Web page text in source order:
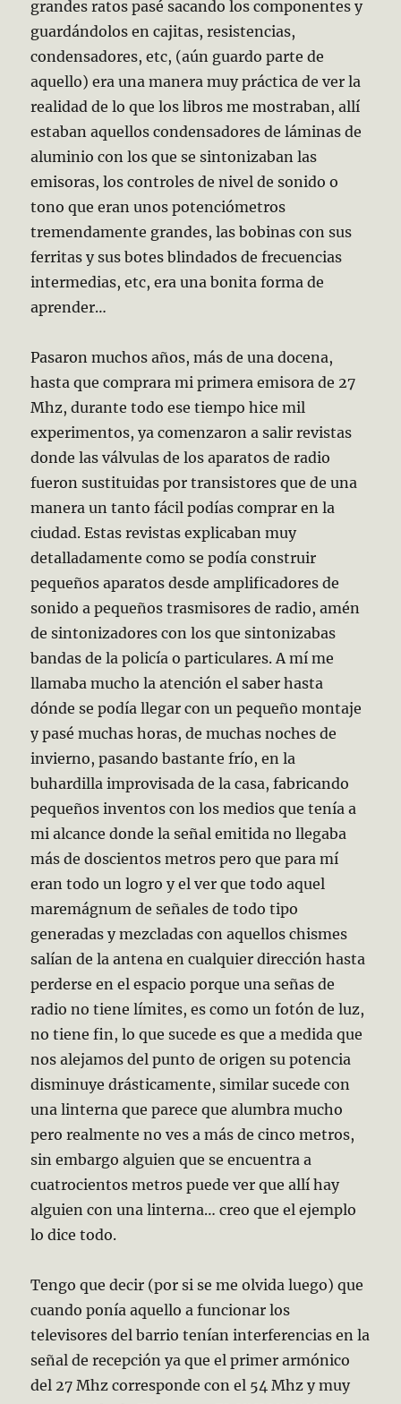
grandes ratos pasé sacando los componentes y
guardándolos en cajitas, resistencias,
condensadores, etc, (aún guardo parte de
aquello) era una manera muy práctica de ver la
realidad de lo que los libros me mostraban, allí
estaban aquellos condensadores de láminas de
aluminio con los que se sintonizaban las
emisoras, los controles de nivel de sonido o
tono que eran unos potenciómetros
tremendamente grandes, las bobinas con sus
ferritas y sus botes blindados de frecuencias
intermedias, etc, era una bonita forma de
aprender…
Pasaron muchos años, más de una docena,
hasta que comprara mi primera emisora de 27
Mhz, durante todo ese tiempo hice mil
experimentos, ya comenzaron a salir revistas
donde las válvulas de los aparatos de radio
fueron sustituidas por transistores que de una
manera un tanto fácil podías comprar en la
ciudad. Estas revistas explicaban muy
detalladamente como se podía construir
pequeños aparatos desde amplificadores de
sonido a pequeños trasmisores de radio, amén
de sintonizadores con los que sintonizabas
bandas de la policía o particulares. A mí me
llamaba mucho la atención el saber hasta
dónde se podía llegar con un pequeño montaje
y pasé muchas horas, de muchas noches de
invierno, pasando bastante frío, en la
buhardilla improvisada de la casa, fabricando
pequeños inventos con los medios que tenía a
mi alcance donde la señal emitida no llegaba
más de doscientos metros pero que para mí
eran todo un logro y el ver que todo aquel
maremágnum de señales de todo tipo
generadas y mezcladas con aquellos chismes
salían de la antena en cualquier dirección hasta
perderse en el espacio porque una señas de
radio no tiene límites, es como un fotón de luz,
no tiene fin, lo que sucede es que a medida que
nos alejamos del punto de origen su potencia
disminuye drásticamente, similar sucede con
una linterna que parece que alumbra mucho
pero realmente no ves a más de cinco metros,
sin embargo alguien que se encuentra a
cuatrocientos metros puede ver que allí hay
alguien con una linterna… creo que el ejemplo
lo dice todo.
Tengo que decir (por si se me olvida luego) que
cuando ponía aquello a funcionar los
televisores del barrio tenían interferencias en la
señal de recepción ya que el primer armónico
del 27 Mhz corresponde con el 54 Mhz y muy